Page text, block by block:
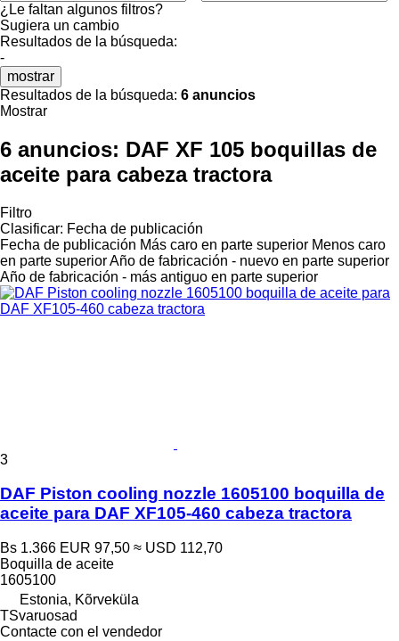
¿Le faltan algunos filtros?
Sugiera un cambio
Resultados de la búsqueda:
-
mostrar
Resultados de la búsqueda: 6 anuncios
Mostrar
6 anuncios: DAF XF 105 boquillas de
aceite para cabeza tractora
Filtro
Clasificar: Fecha de publicación
Fecha de publicación Más caro en parte superior Menos caro
en parte superiorAño de fabricación - nuevo en parte superior
Año de fabricación - más antiguo en parte superior
3
DAF Piston cooling nozzle 1605100 boquilla de
aceite para DAF XF105-460 cabeza tractora
Bs 1.366 EUR 97,50 ≈ USD 112,70
Boquilla de aceite
1605100
Estonia, Kõrveküla
TSvaruosad
Contacte con el vendedor